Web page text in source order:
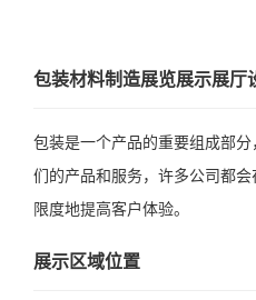
包装材料制造展览展示展厅
包装是一个产品的重要组成部
们的产品和服务，许多公司都
限度地提高客户体验。
展示区域位置